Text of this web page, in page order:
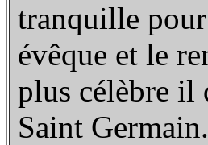
tranquille
évêque et le
plus célèbre il
Saint